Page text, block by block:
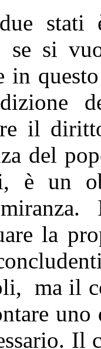
stati
se si
in
il
del
è un
la
ma il
Il